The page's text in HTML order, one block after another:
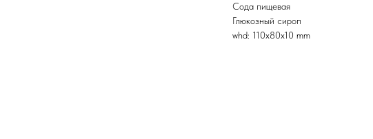
Сода пищевая
Глюкозный сироп
whd: 110x80x10 mm